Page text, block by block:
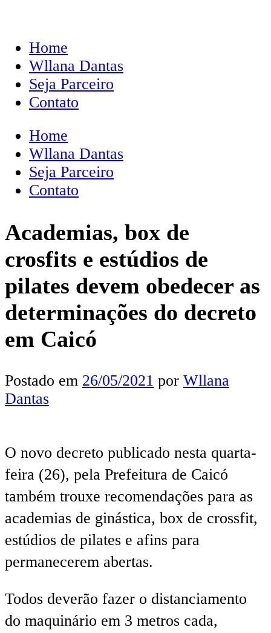
Home
Wllana Dantas
Seja Parceiro
Contato
Home
Wllana Dantas
Seja Parceiro
Contato
Academias, box de
crosfits e estúdios de
pilates devem obedecer as
determinações do decreto
em Caicó
Postado em 26/05/2021 por Wllana
Dantas
O novo decreto publicado nesta quarta-
feira (26), pela Prefeitura de Caicó
também trouxe recomendações para as
academias de ginástica, box de crossfit,
estúdios de pilates e afins para
permanecerem abertas.
Todos deverão fazer o distanciamento
do maquinário em 3 metros cada,